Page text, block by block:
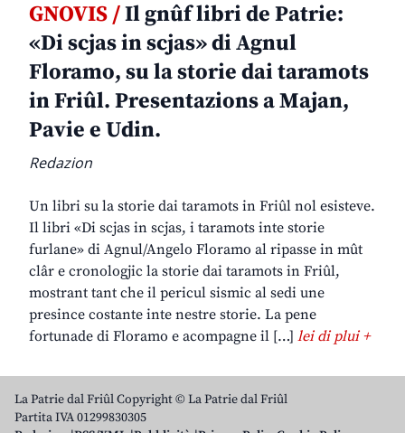
GNOVIS /Il gnûf libri de Patrie:
«Di scjas in scjas» di Agnul
Floramo, su la storie dai taramots
in Friûl. Presentazions a Majan,
Pavie e Udin.
Redazion
Un libri su la storie dai taramots in Friûl nol esisteve.
Il libri «Di scjas in scjas, i taramots inte storie
furlane» di Agnul/Angelo Floramo al ripasse in mût
clâr e cronologjic la storie dai taramots in Friûl,
mostrant tant che il pericul sismic al sedi une
presince costante inte nestre storie. La pene
fortunade di Floramo e acompagne il […] lei di plui +
La Patrie dal Friûl Copyright © La Patrie dal Friûl
Partita IVA 01299830305